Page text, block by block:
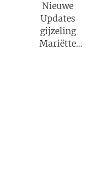
Nieuwe
Updates
gijzeling
Mariëtte